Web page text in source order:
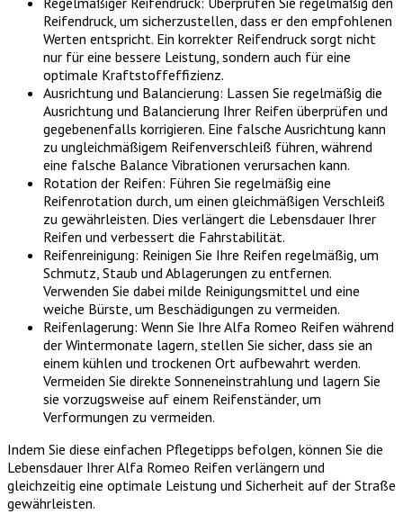
Reifendruck, um sicherzustellen, dass er den empfohlenen
Werten entspricht. Ein korrekter Reifendruck sorgt nicht
nur für eine bessere Leistung, sondern auch für eine
optimale Kraftstoffeffizienz.
Ausrichtung und Balancierung: Lassen Sie regelmäßig die
Ausrichtung und Balancierung Ihrer Reifen überprüfen und
gegebenenfalls korrigieren. Eine falsche Ausrichtung kann
zu ungleichmäßigem Reifenverschleiß führen, während
eine falsche Balance Vibrationen verursachen kann.
Rotation der Reifen: Führen Sie regelmäßig eine
Reifenrotation durch, um einen gleichmäßigen Verschleiß
zu gewährleisten. Dies verlängert die Lebensdauer Ihrer
Reifen und verbessert die Fahrstabilität.
Reifenreinigung: Reinigen Sie Ihre Reifen regelmäßig, um
Schmutz, Staub und Ablagerungen zu entfernen.
Verwenden Sie dabei milde Reinigungsmittel und eine
weiche Bürste, um Beschädigungen zu vermeiden.
Reifenlagerung: Wenn Sie Ihre Alfa Romeo Reifen während
der Wintermonate lagern, stellen Sie sicher, dass sie an
einem kühlen und trockenen Ort aufbewahrt werden.
Vermeiden Sie direkte Sonneneinstrahlung und lagern Sie
sie vorzugsweise auf einem Reifenständer, um
Verformungen zu vermeiden.
Indem Sie diese einfachen Pflegetipps befolgen, können Sie die
Lebensdauer Ihrer Alfa Romeo Reifen verlängern und
gleichzeitig eine optimale Leistung und Sicherheit auf der Straße
gewährleisten.